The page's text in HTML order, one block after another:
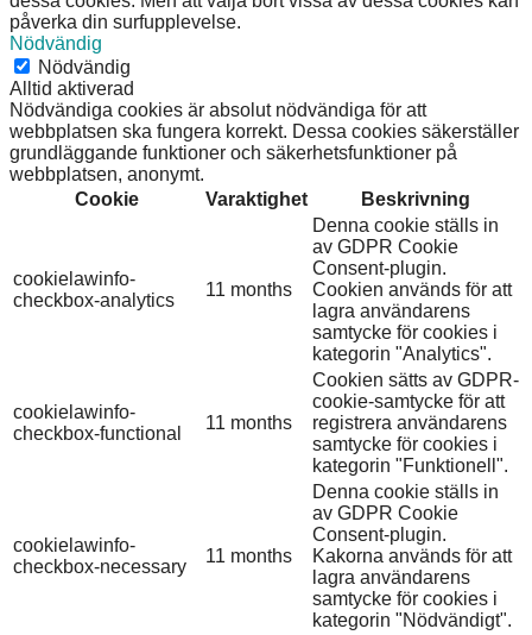
påverka din surfupplevelse.
Nödvändig
Nödvändig
Alltid aktiverad
Nödvändiga cookies är absolut nödvändiga för att
webbplatsen ska fungera korrekt. Dessa cookies säkerställer
grundläggande funktioner och säkerhetsfunktioner på
webbplatsen, anonymt.
Cookie
Varaktighet Beskrivning
cookielawinfo-
checkbox-analytics
11 months
Denna cookie ställs in
av GDPR Cookie
Consent-plugin.
Cookien används för att
lagra användarens
samtycke för cookies i
kategorin "Analytics".
cookielawinfo-
checkbox-functional
11 months
Cookien sätts av GDPR-
cookie-samtycke för att
registrera användarens
samtycke för cookies i
kategorin "Funktionell".
cookielawinfo-
checkbox-necessary
11 months
Denna cookie ställs in
av GDPR Cookie
Consent-plugin.
Kakorna används för att
lagra användarens
samtycke för cookies i
kategorin "Nödvändigt".